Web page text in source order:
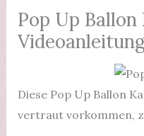
Pop Up
Diese Pop Up Ballon
vertraut vorkommen,